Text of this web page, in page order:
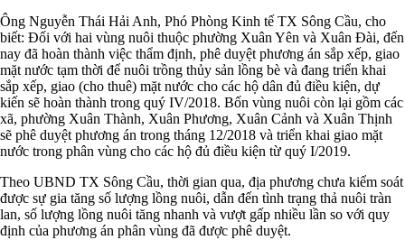
Ông Nguyễn Thái Hải Anh, Phó Phòng Kinh tế TX Sông Cầu, cho
biết: Đối với hai vùng nuôi thuộc phường Xuân Yên và Xuân Đài, đến
nay đã hoàn thành việc thẩm định, phê duyệt phương án sắp xếp, giao
mặt nước tạm thời để nuôi trồng thủy sản lồng bè và đang triển khai
sắp xếp, giao (cho thuê) mặt nước cho các hộ dân đủ điều kiện, dự
kiến sẽ hoàn thành trong quý IV/2018. Bốn vùng nuôi còn lại gồm các
xã, phường Xuân Thành, Xuân Phương, Xuân Cảnh và Xuân Thịnh
sẽ phê duyệt phương án trong tháng 12/2018 và triển khai giao mặt
nước trong phân vùng cho các hộ đủ điều kiện từ quý I/2019.
Theo UBND TX Sông Cầu, thời gian qua, địa phương chưa kiểm soát
được sự gia tăng số lượng lồng nuôi, dẫn đến tình trạng thả nuôi tràn
lan, số lượng lồng nuôi tăng nhanh và vượt gấp nhiều lần so với quy
định của phương án phân vùng đã được phê duyệt.